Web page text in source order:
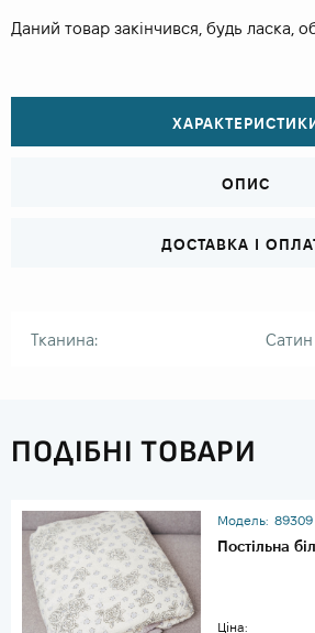
Даний товар закінчився, будь ласка,
ОПИС
ДОСТАВКА І
Тканина: Сатин
ПОДІБНІ ТОВАРИ
Модель: 89309
Постільна
Ціна: